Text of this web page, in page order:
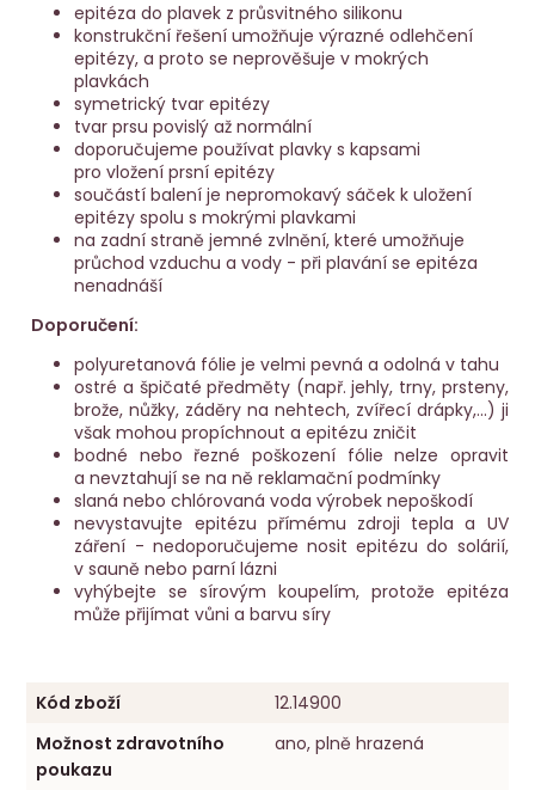
epitéza do plavek z průsvitného silikonu
konstrukční řešení umožňuje výrazné odlehčení
epitézy, a proto se neprověšuje v mokrých
plavkách
symetrický tvar epitézy
tvar prsu povislý až normální
doporučujeme používat plavky s kapsami
pro vložení prsní epitézy
součástí balení je nepromokavý sáček k uložení
epitézy spolu s mokrými plavkami
na zadní straně jemné zvlnění, které umožňuje
průchod vzduchu a vody - při plavání se epitéza
nenadnáší
Doporučení:
polyuretanová fólie je velmi pevná a odolná v tahu
ostré a špičaté předměty (např. jehly, trny, prsteny,
brože, nůžky, záděry na nehtech, zvířecí drápky,...) ji
však mohou propíchnout a epitézu zničit
bodné nebo řezné poškození fólie nelze opravit
a nevztahují se na ně reklamační podmínky
slaná nebo chlórovaná voda výrobek nepoškodí
nevystavujte epitézu přímému zdroji tepla a UV
záření - nedoporučujeme nosit epitézu do solárií,
v sauně nebo parní lázni
vyhýbejte se sírovým koupelím, protože epitéza
může přijímat vůni a barvu síry
Kód zboží
12.14900
Možnost zdravotního
poukazu
ano, plně hrazená